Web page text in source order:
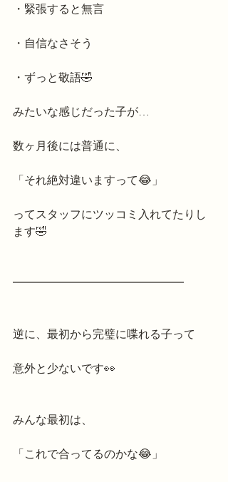
・緊張すると無言
・自信なさそう
・ずっと敬語🤣
みたいな感じだった子が…
数ヶ月後には普通に、
「それ絶対違いますって😂」
ってスタッフにツッコミ入れてたりし
ます🤣
━━━━━━━━━━━━━━━
逆に、最初から完璧に喋れる子って
意外と少ないです👀
みんな最初は、
「これで合ってるのかな😂」